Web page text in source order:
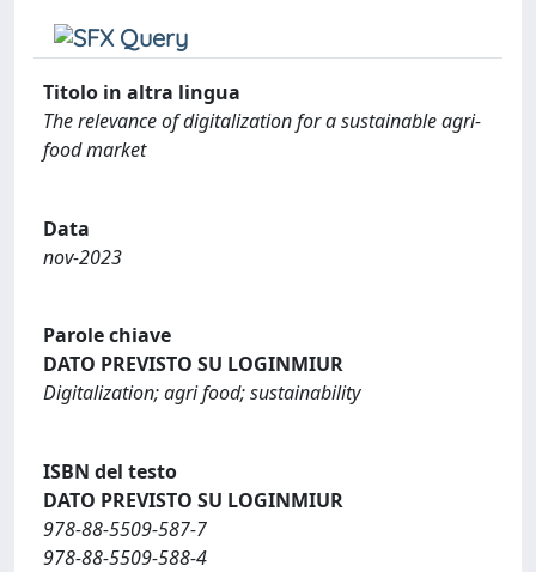
Titolo in altra lingua
The relevance of digitalization for a sustainable agri-
food market
Data
nov-2023
Parole chiave
DATO PREVISTO SU LOGINMIUR
Digitalization; agri food; sustainability
ISBN del testo
DATO PREVISTO SU LOGINMIUR
978-88-5509-587-7
978-88-5509-588-4